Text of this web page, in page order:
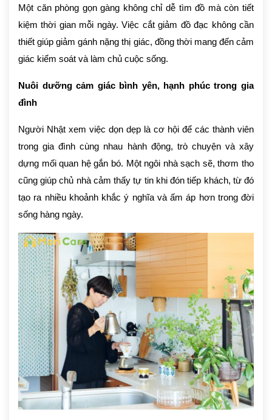
Một căn phòng gọn gàng không chỉ dễ tìm đồ mà còn tiết
kiệm thời gian mỗi ngày. Việc cắt giảm đồ đạc không cần
thiết giúp giảm gánh nặng thị giác, đồng thời mang đến cảm
giác kiểm soát và làm chủ cuộc sống.
Nuôi dưỡng cảm giác bình yên, hạnh phúc trong gia
đình
Người Nhật xem việc dọn dẹp là cơ hội để các thành viên
trong gia đình cùng nhau hành động, trò chuyện và xây
dựng mối quan hệ gắn bó. Một ngôi nhà sạch sẽ, thơm tho
cũng giúp chủ nhà cảm thấy tự tin khi đón tiếp khách, từ đó
tạo ra nhiều khoảnh khắc ý nghĩa và ấm áp hơn trong đời
sống hàng ngày.